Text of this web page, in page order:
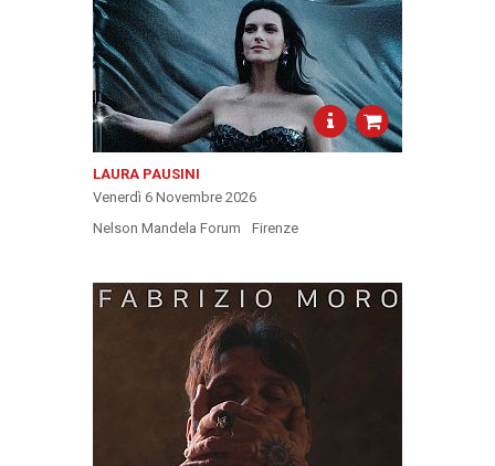
LAURA PAUSINI
Venerdì 6 Novembre 2026
Nelson Mandela Forum
Firenze